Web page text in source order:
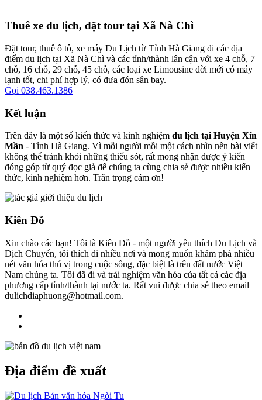
Thuê xe du lịch, đặt tour tại Xã Nà Chì
Đặt tour, thuê ô tô, xe máy Du Lịch từ Tỉnh Hà Giang đi các địa
điểm du lịch tại Xã Nà Chì và các tỉnh/thành lân cận với xe 4 chỗ, 7
chỗ, 16 chỗ, 29 chỗ, 45 chỗ, các loại xe Limousine đời mới có máy
lạnh tốt, chi phí hợp lý, có đưa đón sân bay.
Gọi 038.463.1386
Kết luận
Trên đây là một số kiến thức và kinh nghiệm du lịch tại Huyện Xín
Mần - Tỉnh Hà Giang. Vì mỗi người mỗi một cách nhìn nên bài viết
không thể tránh khỏi những thiếu sót, rất mong nhận được ý kiến
đóng góp từ quý đọc giả để chúng ta cùng chia sẻ được nhiều kiến
thức, kinh nghiệm hơn. Trân trọng cảm ơn!
Kiên Đỗ
Xin chào các bạn! Tôi là Kiên Đỗ - một người yêu thích Du Lịch và
Dịch Chuyển, tôi thích đi nhiều nơi và mong muốn khám phá nhiều
nét văn hóa thú vị trong cuộc sống, đặc biệt là trên đất nước Việt
Nam chúng ta. Tôi đã đi và trải nghiệm văn hóa của tất cả các địa
phương cấp tỉnh/thành tại nước ta. Rất vui được chia sẻ theo email
dulichdiaphuong@hotmail.com.
Địa điểm đề xuất